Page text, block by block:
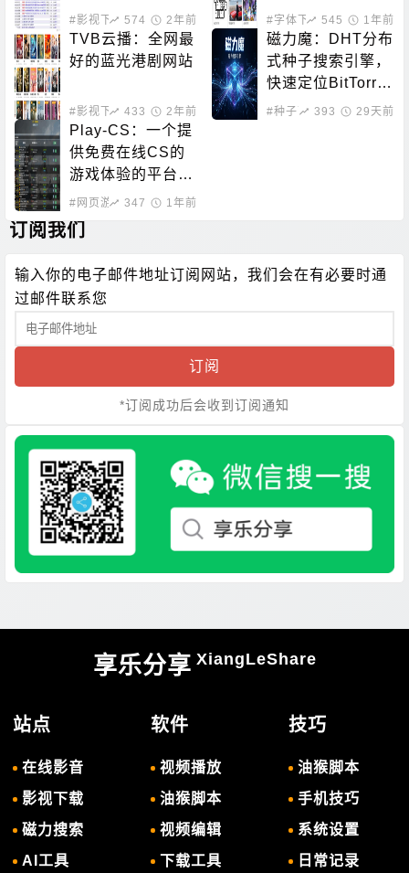
#影视下载 574 2年前
载的站点
#字体下载545 1年前
TVB云播：全网最
好的蓝光港剧网站
#影视下载 #在线影音
433 2年前
磁力魔：DHT分布
式种子搜索引擎，
快速定位BitTorre
nt资源
#种子下载 #磁力搜索
393 29天前
Play-CS：一个提
供免费在线CS的
游戏体验的平台，
无需下载即可畅玩
#网页游戏 347 1年前
订阅我们
输入你的电子邮件地址订阅网站，我们会在有必要时通
过邮件联系您
订阅
*订阅成功后会收到订阅通知
享乐分享 XiangLeShare
站点
在线影音
影视下载
磁力搜索
AI工具
软件
视频播放
油猴脚本
视频编辑
下载工具
技巧
油猴脚本
手机技巧
系统设置
日常记录